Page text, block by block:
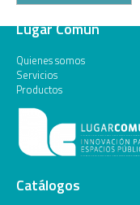
Lugar Común
Quienes somos
Servicios
Productos
Catálogos